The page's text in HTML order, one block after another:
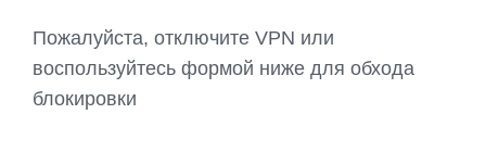
Пожалуйста, отключите VPN или
воспользуйтесь формой ниже для обхода
блокировки